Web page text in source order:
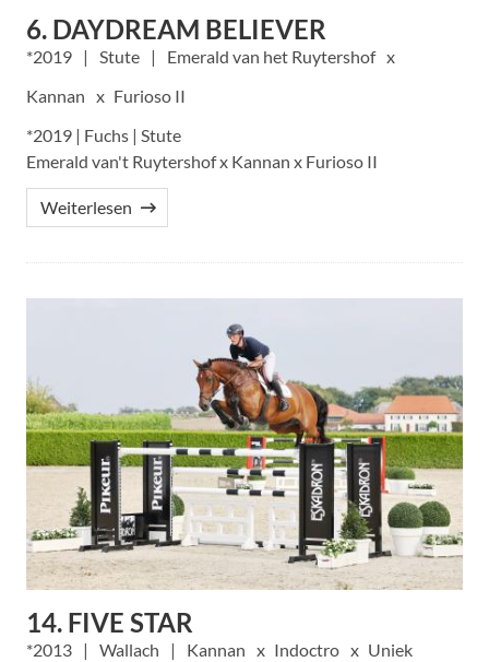
6. DAYDREAM BELIEVER
2019 Stute
Emerald van het Ruytershof
Kannan
Furioso II
*2019 | Fuchs | Stute
Emerald van't Ruytershof x Kannan x Furioso II
Weiterlesen
14. FIVE STAR
2013 Wallach Kannan Indoctro
Uniek